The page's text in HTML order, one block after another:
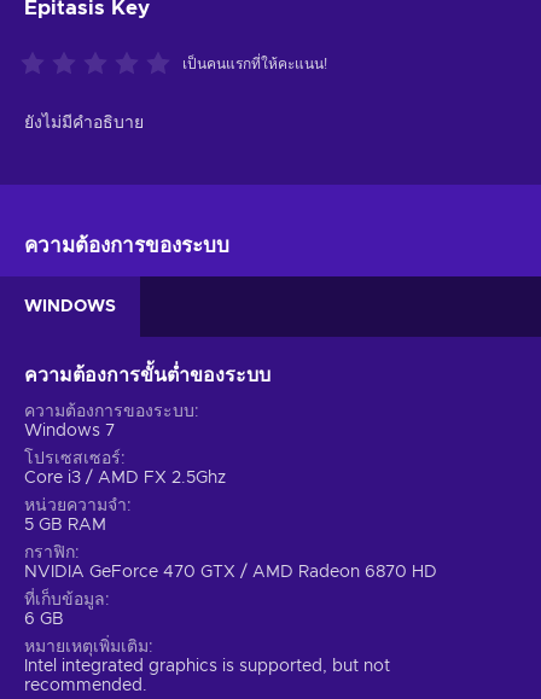
Epitasis Key
เป็นคนแรกที่ให้คะแนน!
ยังไม่มีคำอธิบาย
ความต้องการของระบบ
WINDOWS
ความต้องการขั้นต่ำของระบบ
ความต้องการของระบบ
Windows 7
โปรเซสเซอร์
Core i3 / AMD FX 2.5Ghz
หน่วยความจำ
5 GB RAM
กราฟิก
NVIDIA GeForce 470 GTX / AMD Radeon 6870 HD
ที่เก็บข้อมูล
6 GB
หมายเหตุเพิ่มเติม
Intel integrated graphics is supported, but not
recommended.